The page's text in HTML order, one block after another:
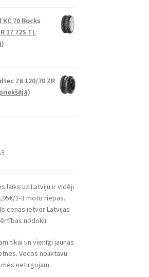
70 Rocks
17 72S TL
Z6 120/70 ZR
laiks uz Latviju ir vidēji
1-3 moto riepas.
cenas ietver Latvijas
nodokli.
tikai un vienīgi jaunas
Vecos noliktavu
netirgojam.